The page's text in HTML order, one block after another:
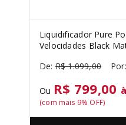
Liquidificador Pure
Velocidades Black
R$ 1.099,00
Ou R$ 799,00
(com mais 9% OFF)